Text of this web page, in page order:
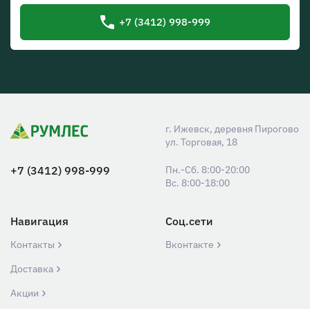
+7 (3412) 998-999
г. Ижевск, деревня Пирогово
ул. Торговая, 18
+7 (3412) 998-999
Пн.-Сб. 8:00-20:00
Вс. 8:00-18:00
Навигация
Контакты
Доставка
Акции
Соц.сети
Вконтакте